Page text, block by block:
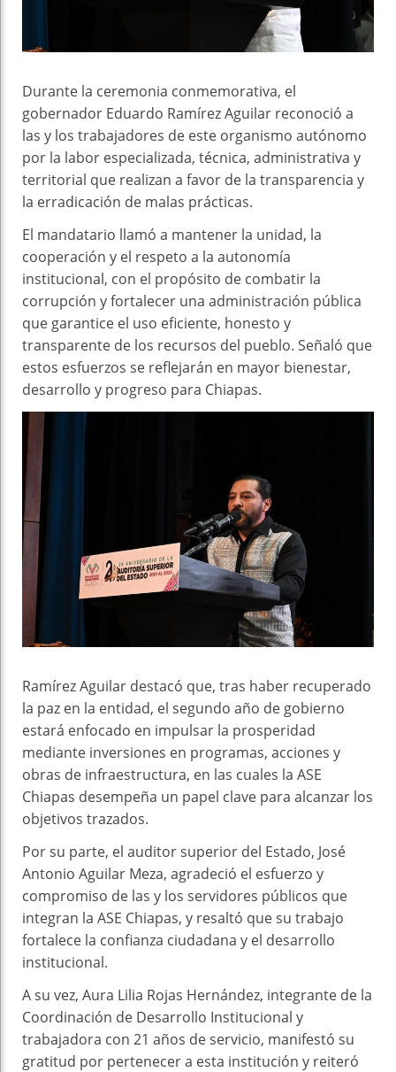
Durante la ceremonia conmemorativa, el
gobernador Eduardo Ramírez Aguilar reconoció a
las y los trabajadores de este organismo autónomo
por la labor especializada, técnica, administrativa y
territorial que realizan a favor de la transparencia y
la erradicación de malas prácticas.
El mandatario llamó a mantener la unidad, la
cooperación y el respeto a la autonomía
institucional, con el propósito de combatir la
corrupción y fortalecer una administración pública
que garantice el uso eficiente, honesto y
transparente de los recursos del pueblo. Señaló que
estos esfuerzos se reflejarán en mayor bienestar,
desarrollo y progreso para Chiapas.
Ramírez Aguilar destacó que, tras haber recuperado
la paz en la entidad, el segundo año de gobierno
estará enfocado en impulsar la prosperidad
mediante inversiones en programas, acciones y
obras de infraestructura, en las cuales la ASE
Chiapas desempeña un papel clave para alcanzar los
objetivos trazados.
Por su parte, el auditor superior del Estado, José
Antonio Aguilar Meza, agradeció el esfuerzo y
compromiso de las y los servidores públicos que
integran la ASE Chiapas, y resaltó que su trabajo
fortalece la confianza ciudadana y el desarrollo
institucional.
A su vez, Aura Lilia Rojas Hernández, integrante de la
Coordinación de Desarrollo Institucional y
trabajadora con 21 años de servicio, manifestó su
gratitud por pertenecer a esta institución y reiteró